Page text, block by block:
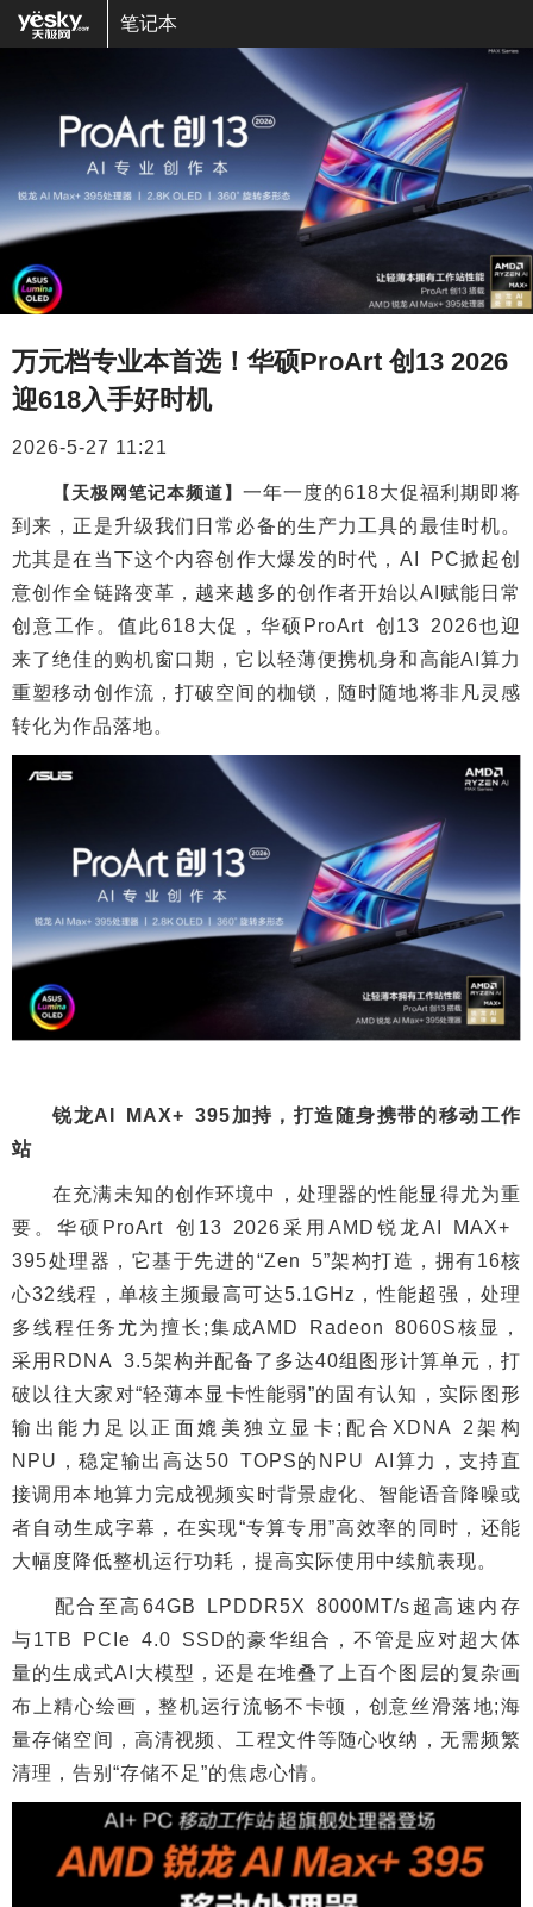
笔记本
万元档专业本首选！华硕ProArt 创13 2026
迎618入手好时机
2026-5-27 11:21
【天极网笔记本频道】 一年一度的618大促福利期即将
到来，正是升级我们日常必备的生产力工具的最佳时机。
尤其是在当下这个内容创作大爆发的时代，AI PC掀起创
意创作全链路变革，越来越多的创作者开始以AI赋能日常
创意工作。值此618大促，华硕ProArt 创13 2026也迎
来了绝佳的购机窗口期，它以轻薄便携机身和高能AI算力
重塑移动创作流，打破空间的枷锁，随时随地将非凡灵感
转化为作品落地。
锐龙AI MAX+ 395加持，打造随身携带的移动工作
站
在充满未知的创作环境中，处理器的性能显得尤为重
要。华硕ProArt 创13 2026采用AMD锐龙AI MAX+
395处理器，它基于先进的“Zen 5”架构打造，拥有16核
心32线程，单核主频最高可达5.1GHz，性能超强，处理
多线程任务尤为擅长;集成AMD Radeon 8060S核显，
采用RDNA 3.5架构并配备了多达40组图形计算单元，打
破以往大家对“轻薄本显卡性能弱”的固有认知，实际图形
输出能力足以正面媲美独立显卡;配合XDNA 2架构
NPU，稳定输出高达50 TOPS的NPU AI算力，支持直
接调用本地算力完成视频实时背景虚化、智能语音降噪或
者自动生成字幕，在实现“专算专用”高效率的同时，还能
大幅度降低整机运行功耗，提高实际使用中续航表现。
配合至高64GB LPDDR5X 8000MT/s超高速内存
与1TB PCIe 4.0 SSD的豪华组合，不管是应对超大体
量的生成式AI大模型，还是在堆叠了上百个图层的复杂画
布上精心绘画，整机运行流畅不卡顿，创意丝滑落地;海
量存储空间，高清视频、工程文件等随心收纳，无需频繁
清理，告别“存储不足”的焦虑心情。